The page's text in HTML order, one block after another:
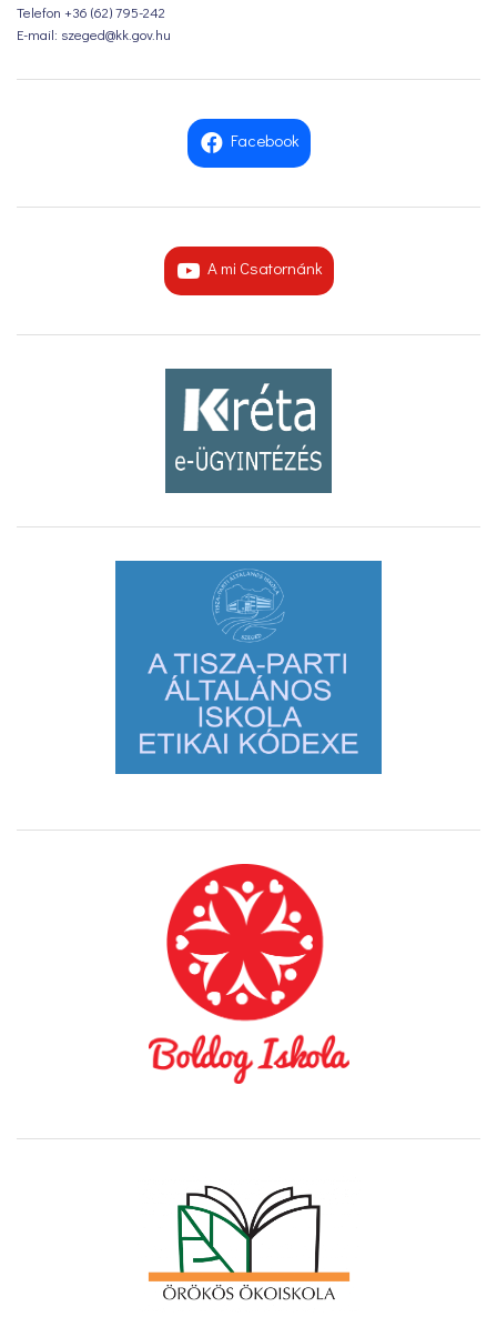
Telefon +36 (62) 795-242
E-mail: szeged@kk.gov.hu
Facebook
A mi Csatornánk